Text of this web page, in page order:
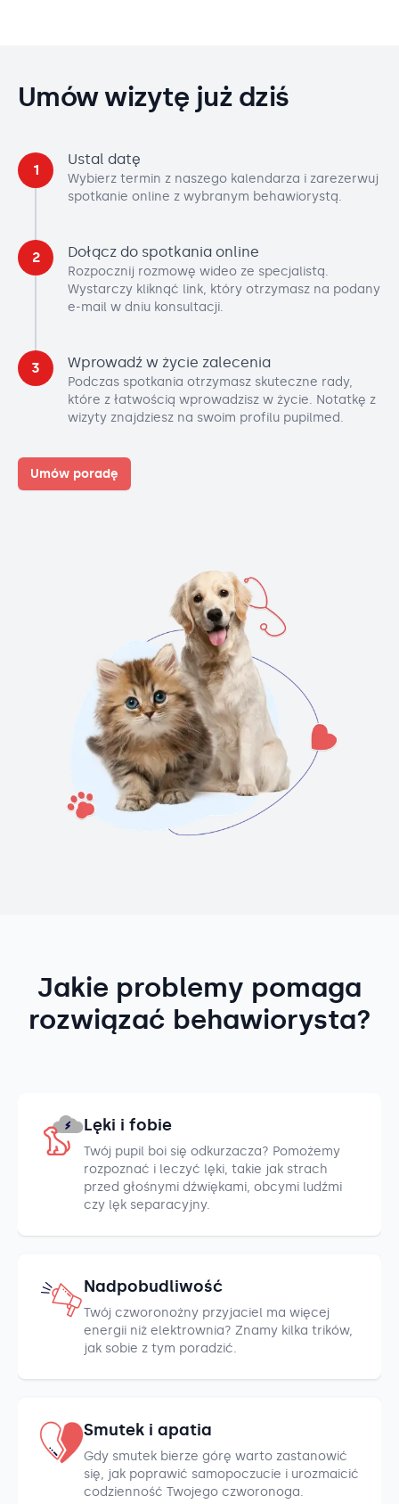
Umów wizytę już dziś
1
Ustal datę
Wybierz termin z naszego kalendarza i zarezerwuj
spotkanie online z wybranym behawiorystą.
2 Dołącz do spotkania online
Rozpocznij rozmowę wideo ze specjalistą.
Wystarczy kliknąć link, który otrzymasz na podany
e-mail w dniu konsultacji.
3 Wprowadź w życie zalecenia
Podczas spotkania otrzymasz skuteczne rady,
które z łatwością wprowadzisz w życie. Notatkę z
wizyty znajdziesz na swoim profilu pupilmed.
Umów poradę
Jakie problemy pomaga
rozwiązać behawiorysta?
Lęki i fobie
Twój pupil boi się odkurzacza? Pomożemy
rozpoznać i leczyć lęki, takie jak strach
przed głośnymi dźwiękami, obcymi ludźmi
czy lęk separacyjny.
Nadpobudliwość
Twój czworonożny przyjaciel ma więcej
energii niż elektrownia? Znamy kilka trików,
jak sobie z tym poradzić.
Smutek i apatia
Gdy smutek bierze górę warto zastanowić
się, jak poprawić samopoczucie i urozmaicić
codzienność Twojego czworonoga.